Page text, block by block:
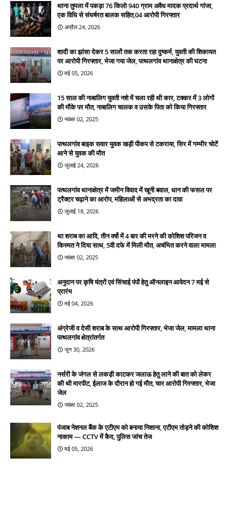
थाना तुमला में पकड़ा 76 किलो 940 ग्राम अवैध मादक प्रदार्थ गांजा,
एक विधि से संघर्षरत बालक सहित,04 आरोपी गिरफ्तार
अप्रैल 24, 2026
शादी का झांसा देकर 5 सालों तक करता रहा दुष्कर्म, युवती की शिकायत
पर आरोपी गिरफ्तार, भेजा गया जेल, पत्थलगांव थानाक्षेत्र की घटना
मई 05, 2026
15 साल की नाबालिग युवती नशे में चला रही थी कार, टक्कर में 3 लोगों
की मौके पर मौत, नाबालिग चालक व उसके पिता को किया गिरफ्तार
नवंबर 02, 2025
पत्थलगांव बाइक सवार युवक खड़ी पीकप से टकराया, सिर में गम्भीर चोटें
आने से युवक की मौत
जुलाई 24, 2026
पत्थलगांव थानाक्षेत्र में जमीन विवाद में खूनी बवाल, धान की फसल पर
ट्रैक्टर चढ़ाने का आरोप, महिलाओं से अभद्रता का दावा
जुलाई 18, 2026
था शराब का आदि, तीन वर्षो में 4 बार की मरने की कोशिश परिजन व
किस्मत ने दिया साथ, 5वी दफे में मिली मौत, अचंभित करने वाला मामला
नवंबर 02, 2025
अनुदान पर कृषि यंत्रों एवं सिंचाई पंपों हेतु ऑनलाइन आवेदन 7 मई से
प्रारंभ
मई 04, 2026
अंग्रेजी व देसी शराब के साथ आरोपी गिरफ्तार, भेजा जेल, मामला थाना
पत्थलगांव क्षेत्रांतर्गत
जून 30, 2026
नर्सरी के जंगल से लकड़ी काटकर जलाऊ हेतु लाने की बात को लेकर
की थी मारपीट, ईलाज के दौरान हो गई मौत, चार आरोपी गिरफ्तार, भेजा
जेल
नवंबर 02, 2025
पंजाब नेशनल बैंक के एटीएम को बनाया निशाना, एटीएम तोड़ने की कोशिश
नाकाम — CCTV में कैद, पुलिस जांच तेज
मई 05, 2026